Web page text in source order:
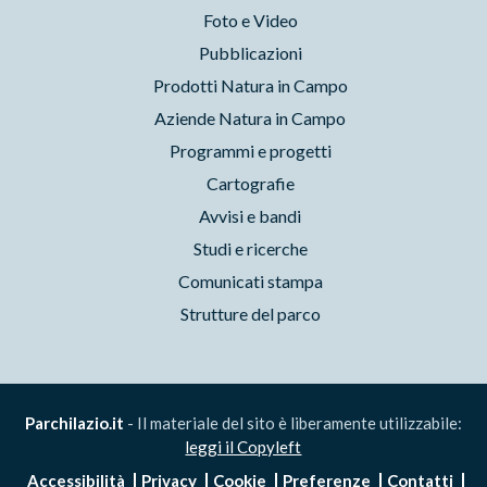
Foto e Video
Pubblicazioni
Prodotti Natura in Campo
Aziende Natura in Campo
Programmi e progetti
Cartografie
Avvisi e bandi
Studi e ricerche
Comunicati stampa
Strutture del parco
Parchilazio.it - Il materiale del sito è liberamente utilizzabile:
leggi il Copyleft
Accessibilità
Privacy Cookie Preferenze Contatti